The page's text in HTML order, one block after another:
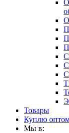
Товары
Куплю
Мы в: